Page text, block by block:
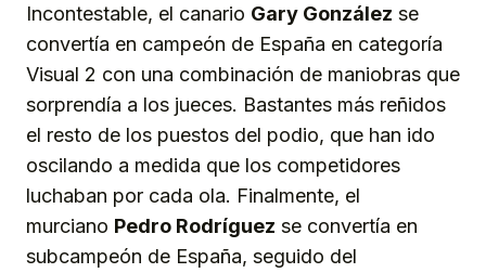
Incontestable, el canario Gary González se
convertía en campeón de España en categoría
Visual 2 con una combinación de maniobras que
sorprendía a los jueces. Bastantes más reñidos
el resto de los puestos del podio, que han ido
oscilando a medida que los competidores
luchaban por cada ola. Finalmente, el
murciano Pedro Rodríguez se convertía en
subcampeón de España, seguido del